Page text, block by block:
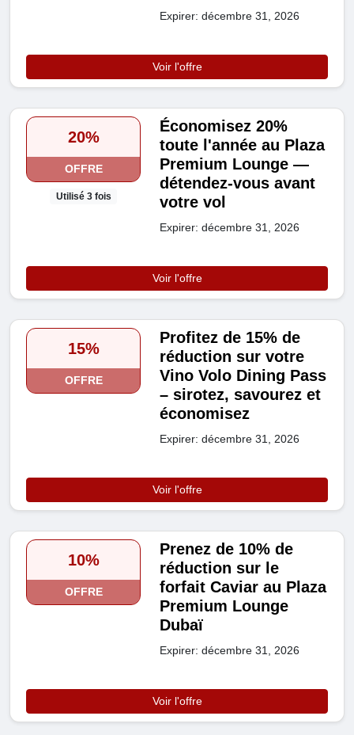
Expirer: décembre 31, 2026
Voir l'offre
20%
OFFRE
Utilisé 3 fois
Économisez 20%
toute l'année au Plaza
Premium Lounge —
détendez-vous avant
votre vol
Expirer: décembre 31, 2026
Voir l'offre
15%
OFFRE
Profitez de 15% de
réduction sur votre
Vino Volo Dining Pass
– sirotez, savourez et
économisez
Expirer: décembre 31, 2026
Voir l'offre
10%
OFFRE
Prenez de 10% de
réduction sur le
forfait Caviar au Plaza
Premium Lounge
Dubaï
Expirer: décembre 31, 2026
Voir l'offre